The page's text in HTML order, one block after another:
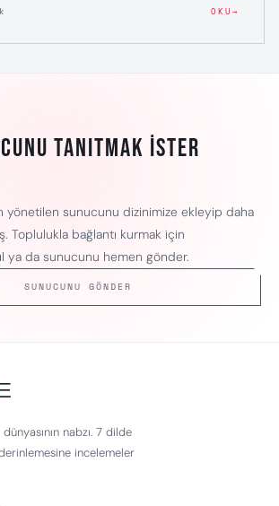
OKU
tanıtmak ister
yönetilen sunucunu dizinimize ekleyip daha
Toplulukla bağlantı kurmak için
ya da sunucunu hemen gönder.
SUNUCUNU GÖNDER
nabzı. 7 dilde
incelemeler